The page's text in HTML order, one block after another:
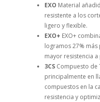
EXO Material
resistente a los
ligero y flexible.
EXO+ EXO+
logramos 27%
mayor resistencia
3CS Compuesto de
principalmente en
compuestos en la
resistencia y